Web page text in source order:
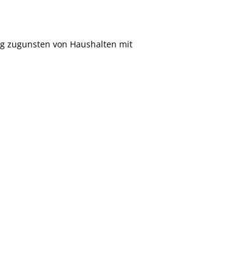
zugunsten von Haushalten mit